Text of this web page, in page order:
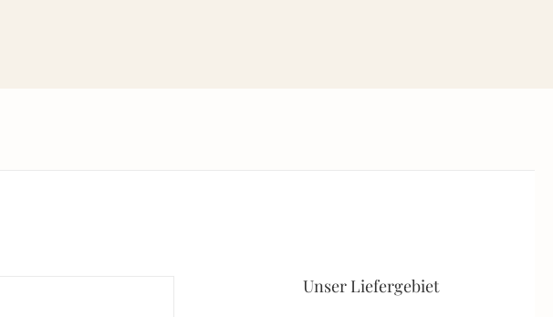
Unser Liefergebiet